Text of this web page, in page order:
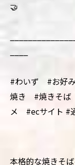
🤝
#わいず #お好
焼き #焼きそ
メ #ecサイト #
本格的な焼きそ